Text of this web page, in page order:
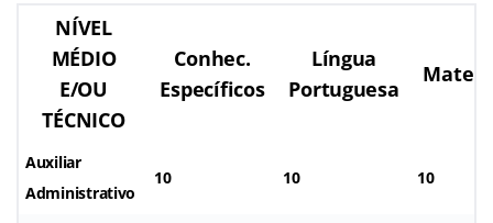
NÍVEL
MÉDIO
E/OU
TÉCNICO
Conhec.
Específicos
Língua
Portuguesa
Auxiliar
Administrativo
10 10 10